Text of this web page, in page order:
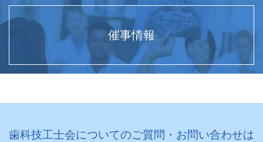
催事情報
歯科技工士会についてのご質問・お問い合わせは